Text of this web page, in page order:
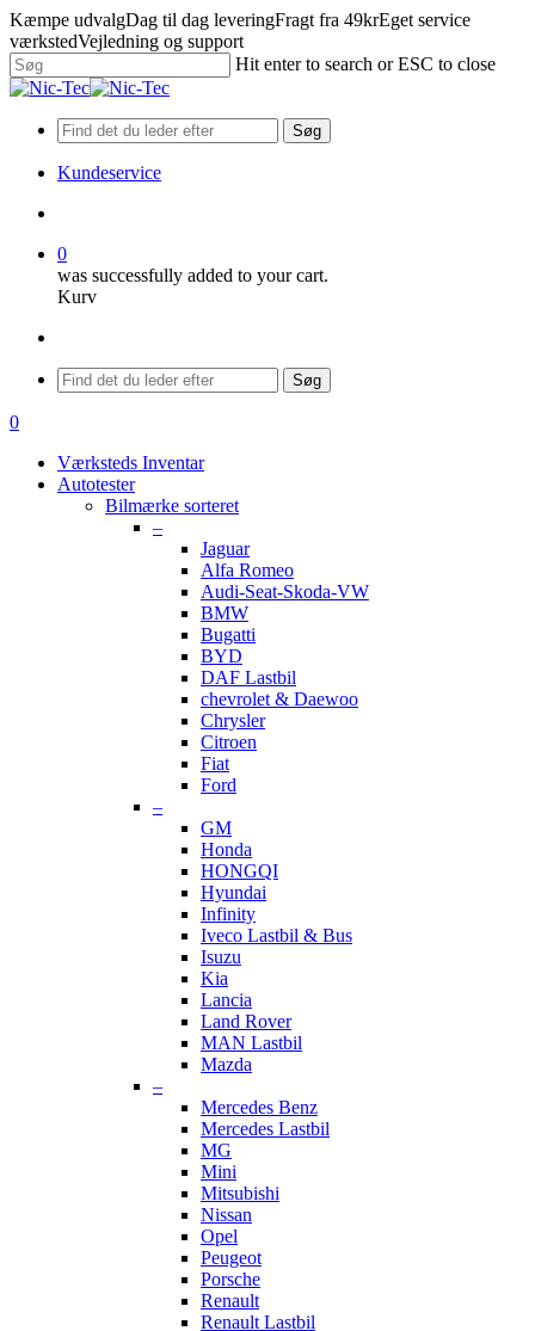
Skip
to
main
content
Kæmpe udvalgDag til dag leveringFragt fra 49krEget service
værkstedVejledning og support
Hit enter to search or ESC to close
Close
Søg
Kundeservice
0
was successfully added to your cart.
Kurv
Menu
Søg
search
0
Værksteds Inventar
Autotester
Bilmærke sorteret
–
Jaguar
Alfa Romeo
Audi-Seat-Skoda-VW
BMW
Bugatti
BYD
DAF Lastbil
chevrolet & Daewoo
Chrysler
Citroen
Fiat
Ford
–
GM
Honda
HONGQI
Hyundai
Infinity
Iveco Lastbil & Bus
Isuzu
Kia
Lancia
Land Rover
MAN Lastbil
Mazda
–
Mercedes Benz
Mercedes Lastbil
MG
Mini
Mitsubishi
Nissan
Opel
Peugeot
Porsche
Renault
Renault Lastbil